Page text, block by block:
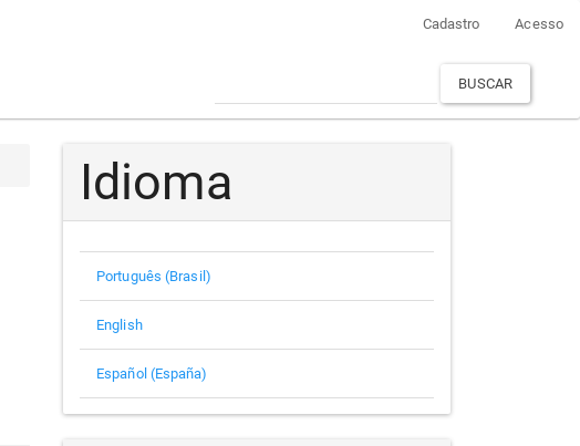
Cadastro Acesso
BUSCAR
Idioma
Português (Brasil)
English
Español (España)